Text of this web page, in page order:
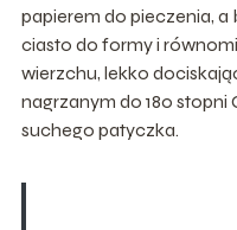
papierem do pieczenia, a
ciasto do formy i
wierzchu, lekko
nagrzanym do 180 stopni
suchego patyczka.